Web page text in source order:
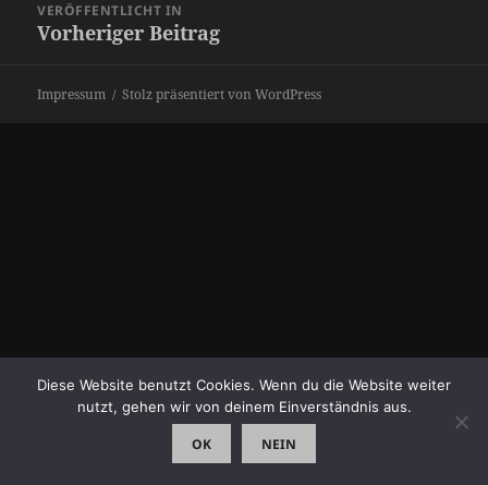
VERÖFFENTLICHT IN
Vorheriger Beitrag
Impressum Stolz präsentiert von WordPress
Diese Website benutzt Cookies. Wenn du die Website weiter
nutzt, gehen wir von deinem Einverständnis aus.
OK NEIN